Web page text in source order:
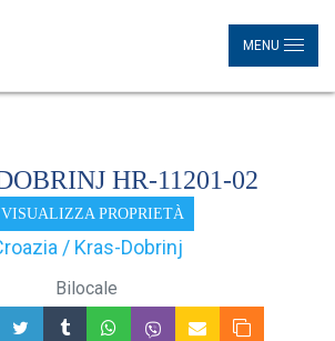
MENU
HR-11201-02
VISUALIZZA PROPRIETÀ
/ Kras-Dobrinj
Bilocale